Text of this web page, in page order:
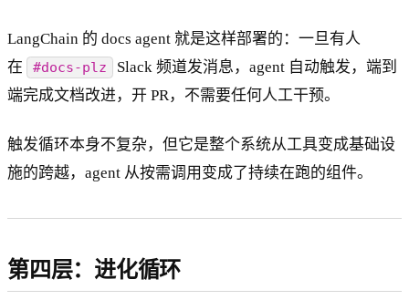
LangChain 的 docs agent 就是这样部署的：一旦有人
在
#docs-plz
Slack 频道发消息，agent 自动触发，端到
端完成文档改进，开 PR，不需要任何人工干预。
触发循环本身不复杂，但它是整个系统从工具变成基础设
施的跨越，agent 从按需调用变成了持续在跑的组件。
第四层：进化循环